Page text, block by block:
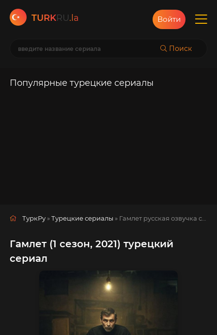
TURKRU.la
Поиск
Войти
Популярные турецкие сериалы
ТуркРу »Турецкие сериалы » Гамлет русская озвучка смотреть полностью онлайн!
Гамлет (1 сезон, 2021) турецкий
сериал